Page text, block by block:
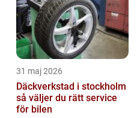
31 maj 2026
Däckverkstad i stockholm
så väljer du rätt service
för bilen